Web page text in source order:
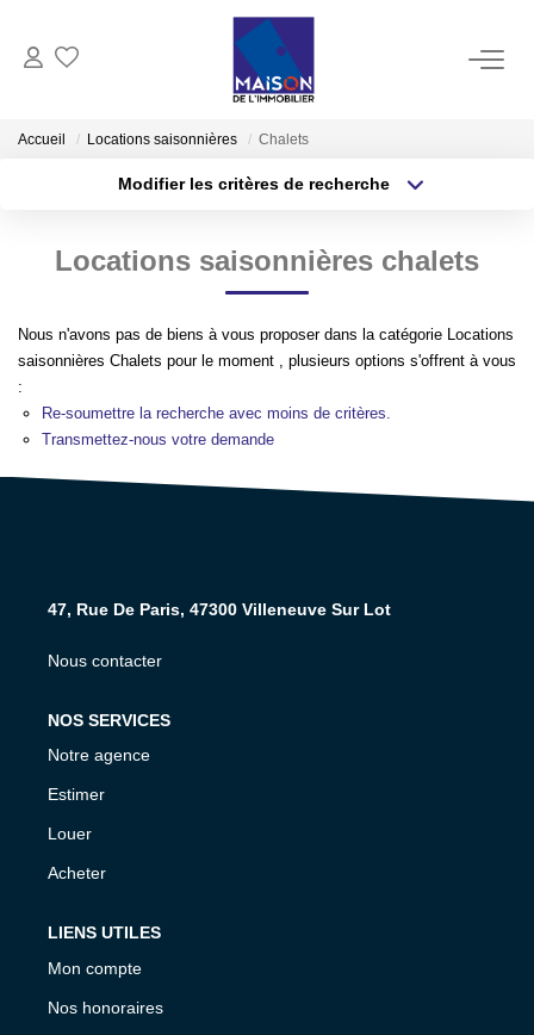
LOCATION
GESTION
ESTIMATION
Estimation En Ligne Gratuite
Accueil Locations saisonnières Chalets
Modifier les critères de recherche
Type de bien
Budget max Plus de critères
Locations saisonnières chalets
Nous n'avons pas de biens à vous proposer dans la catégorie Locations
saisonnières Chalets pour le moment , plusieurs options s'offrent à vous
:
Re-soumettre la recherche avec moins de critères.
Transmettez-nous votre demande
47, Rue De Paris, 47300 Villeneuve Sur Lot
Nous contacter
NOS SERVICES
Notre agence
Estimer
Louer
Acheter
LIENS UTILES
Mon compte
Nos honoraires